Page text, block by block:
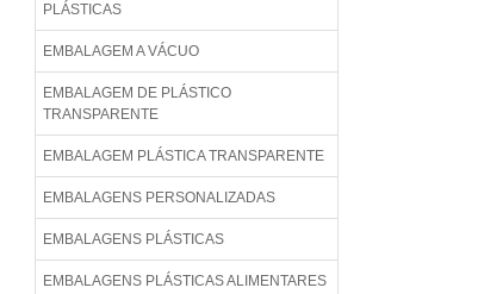
PLÁSTICAS
EMBALAGEM A VÁCUO
EMBALAGEM DE PLÁSTICO
TRANSPARENTE
EMBALAGEM PLÁSTICA TRANSPARENTE
EMBALAGENS PERSONALIZADAS
EMBALAGENS PLÁSTICAS
EMBALAGENS PLÁSTICAS ALIMENTARES